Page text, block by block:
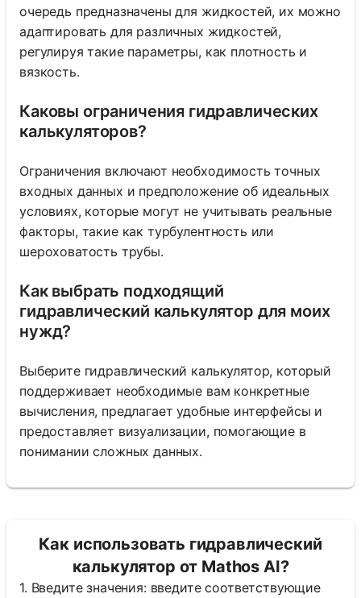
очередь предназначены для жидкостей, их можно
адаптировать для различных жидкостей,
регулируя такие параметры, как плотность и
вязкость.
Каковы ограничения гидравлических
калькуляторов?
Ограничения включают необходимость точных
входных данных и предположение об идеальных
условиях, которые могут не учитывать реальные
факторы, такие как турбулентность или
шероховатость трубы.
Как выбрать подходящий
гидравлический калькулятор для моих
нужд?
Выберите гидравлический калькулятор, который
поддерживает необходимые вам конкретные
вычисления, предлагает удобные интерфейсы и
предоставляет визуализации, помогающие в
понимании сложных данных.
Как использовать гидравлический
калькулятор от Mathos AI?
1. Введите значения: введите соответствующие